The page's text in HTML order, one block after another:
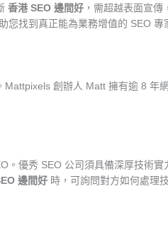
香港 SEO 邊間好 ，需超越表面宣
您找到真正能為業務增值的 SEO 專
創辦人 Matt 擁有逾 8 年
。優秀 SEO 公司須具備深厚技術
邊間好 時，可詢問對方如何處理